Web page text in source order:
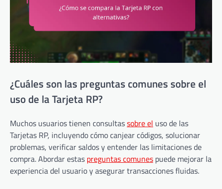
¿Cuáles son las preguntas comunes sobre el
uso de la Tarjeta RP?
Muchos usuarios tienen consultassobre el uso de las
Tarjetas RP, incluyendo cómo canjear códigos, solucionar
problemas, verificar saldos y entender las limitaciones de
compra. Abordar estas preguntas comunes puede mejorar la
experiencia del usuario y asegurar transacciones fluidas.